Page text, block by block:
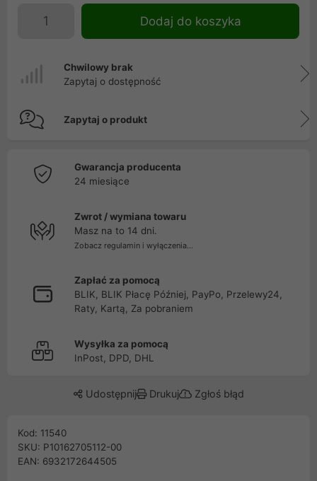
Dodaj do koszyka
Chwilowy brak
Zapytaj o dostępność
Zapytaj o produkt
Gwarancja producenta
24 miesiące
Zwrot / wymiana towaru
Masz na to 14 dni.
Zobacz regulamin i wyłączenia...
Zapłać za pomocą
BLIK, BLIK Płacę Później, PayPo, Przelewy24,
Raty, Kartą, Za pobraniem
Wysyłka za pomocą
InPost, DPD, DHL
Udostępnij Drukuj Zgłoś błąd
Kod: 11540
SKU: P10162705112-00
EAN: 6932172644505